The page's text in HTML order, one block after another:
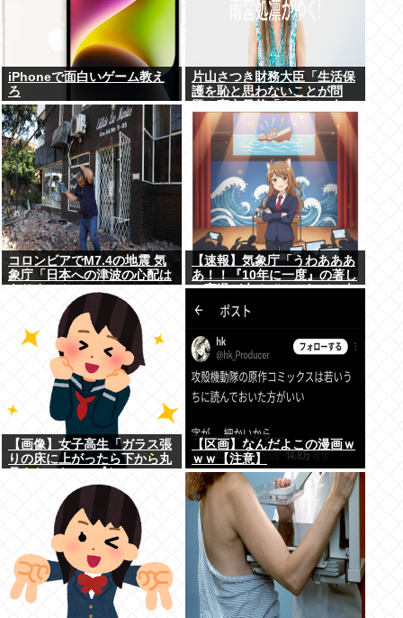
iPhoneで面白いゲーム教え
ろ
片山さつき財務大臣「生活保
護を恥と思わないことが問
せいで国が滅びる」
コロンビアでM7.4の地震 気
象庁「日本への津波の心配は
【速報】気象庁「うわあああ
あ！！『10年に一度』の著し
い高温が来るぞ！！ヤバい今
回はヤバい！！」
【画像】女子高生「ガラス張
りの床に上がったら下から丸
【区画】なんだよこの漫画ｗ
ｗｗ【注意】